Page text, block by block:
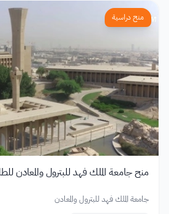
منح دراسية
منح جامعة الملك فهد للبترول والمعادن
جامعة الملك فهد للبترول والمعادن